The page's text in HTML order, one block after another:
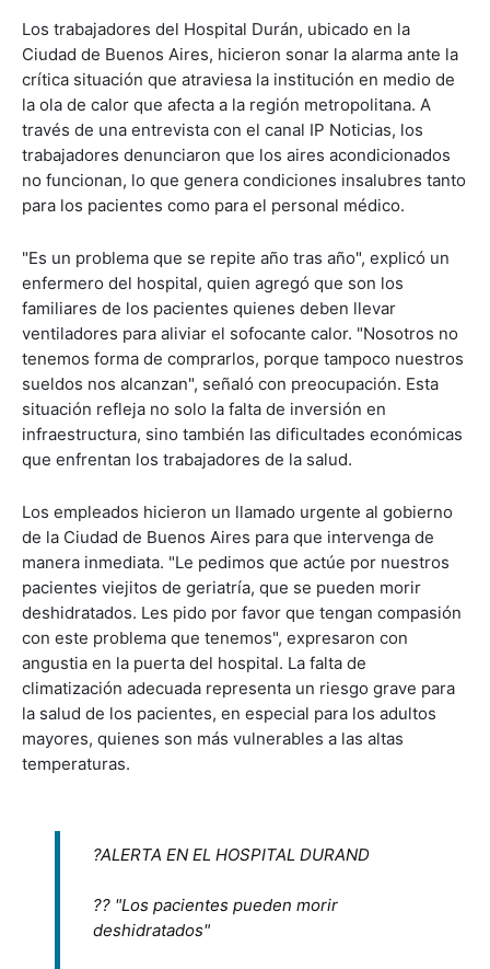
Los trabajadores del Hospital Durán, ubicado en la
Ciudad de Buenos Aires, hicieron sonar la alarma ante la
crítica situación que atraviesa la institución en medio de
la ola de calor que afecta a la región metropolitana. A
través de una entrevista con el canal IP Noticias, los
trabajadores denunciaron que los aires acondicionados
no funcionan, lo que genera condiciones insalubres tanto
para los pacientes como para el personal médico.
"Es un problema que se repite año tras año", explicó un
enfermero del hospital, quien agregó que son los
familiares de los pacientes quienes deben llevar
ventiladores para aliviar el sofocante calor. "Nosotros no
tenemos forma de comprarlos, porque tampoco nuestros
sueldos nos alcanzan", señaló con preocupación. Esta
situación refleja no solo la falta de inversión en
infraestructura, sino también las dificultades económicas
que enfrentan los trabajadores de la salud.
Los empleados hicieron un llamado urgente al gobierno
de la Ciudad de Buenos Aires para que intervenga de
manera inmediata. "Le pedimos que actúe por nuestros
pacientes viejitos de geriatría, que se pueden morir
deshidratados. Les pido por favor que tengan compasión
con este problema que tenemos", expresaron con
angustia en la puerta del hospital. La falta de
climatización adecuada representa un riesgo grave para
la salud de los pacientes, en especial para los adultos
mayores, quienes son más vulnerables a las altas
temperaturas.
?ALERTA EN EL HOSPITAL DURAND
?? "Los pacientes pueden morir
deshidratados"